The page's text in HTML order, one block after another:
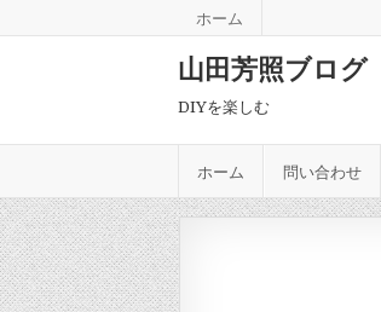
ホーム
山田芳照ブログ
DIYを楽しむ
ホーム 問い合わせ